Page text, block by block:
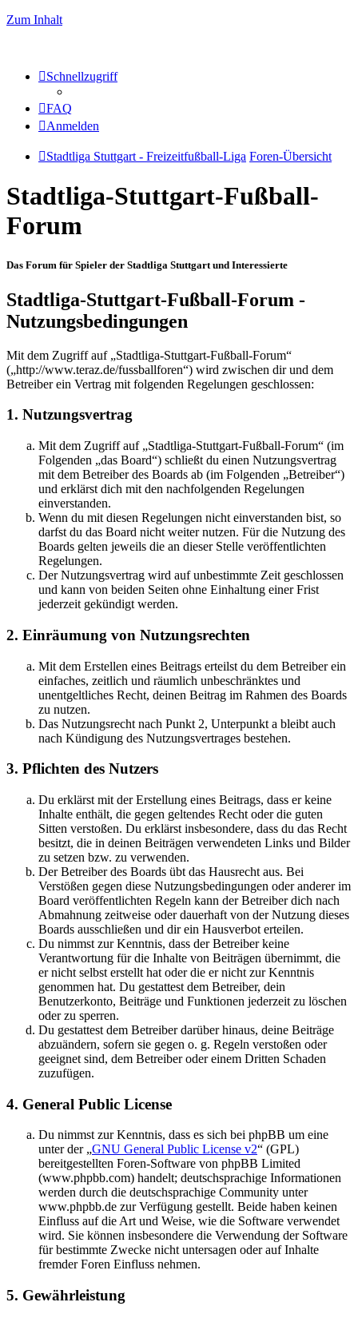
Zum Inhalt
Schnellzugriff
FAQ
Anmelden
Stadtliga Stuttgart - Freizeitfußball-Liga Foren-Übersicht
Stadtliga-Stuttgart-Fußball-
Forum
Das Forum für Spieler der Stadtliga Stuttgart und Interessierte
Stadtliga-Stuttgart-Fußball-Forum -
Nutzungsbedingungen
Mit dem Zugriff auf „Stadtliga-Stuttgart-Fußball-Forum“
(„http://www.teraz.de/fussballforen“) wird zwischen dir und dem
Betreiber ein Vertrag mit folgenden Regelungen geschlossen:
1. Nutzungsvertrag
Mit dem Zugriff auf „Stadtliga-Stuttgart-Fußball-Forum“ (im
Folgenden „das Board“) schließt du einen Nutzungsvertrag
mit dem Betreiber des Boards ab (im Folgenden „Betreiber“)
und erklärst dich mit den nachfolgenden Regelungen
einverstanden.
Wenn du mit diesen Regelungen nicht einverstanden bist, so
darfst du das Board nicht weiter nutzen. Für die Nutzung des
Boards gelten jeweils die an dieser Stelle veröffentlichten
Regelungen.
Der Nutzungsvertrag wird auf unbestimmte Zeit geschlossen
und kann von beiden Seiten ohne Einhaltung einer Frist
jederzeit gekündigt werden.
2. Einräumung von Nutzungsrechten
Mit dem Erstellen eines Beitrags erteilst du dem Betreiber ein
einfaches, zeitlich und räumlich unbeschränktes und
unentgeltliches Recht, deinen Beitrag im Rahmen des Boards
zu nutzen.
Das Nutzungsrecht nach Punkt 2, Unterpunkt a bleibt auch
nach Kündigung des Nutzungsvertrages bestehen.
3. Pflichten des Nutzers
Du erklärst mit der Erstellung eines Beitrags, dass er keine
Inhalte enthält, die gegen geltendes Recht oder die guten
Sitten verstoßen. Du erklärst insbesondere, dass du das Recht
besitzt, die in deinen Beiträgen verwendeten Links und Bilder
zu setzen bzw. zu verwenden.
Der Betreiber des Boards übt das Hausrecht aus. Bei
Verstößen gegen diese Nutzungsbedingungen oder anderer im
Board veröffentlichten Regeln kann der Betreiber dich nach
Abmahnung zeitweise oder dauerhaft von der Nutzung dieses
Boards ausschließen und dir ein Hausverbot erteilen.
Du nimmst zur Kenntnis, dass der Betreiber keine
Verantwortung für die Inhalte von Beiträgen übernimmt, die
er nicht selbst erstellt hat oder die er nicht zur Kenntnis
genommen hat. Du gestattest dem Betreiber, dein
Benutzerkonto, Beiträge und Funktionen jederzeit zu löschen
oder zu sperren.
Du gestattest dem Betreiber darüber hinaus, deine Beiträge
abzuändern, sofern sie gegen o. g. Regeln verstoßen oder
geeignet sind, dem Betreiber oder einem Dritten Schaden
zuzufügen.
4. General Public License
Du nimmst zur Kenntnis, dass es sich bei phpBB um eine
unter der „GNU General Public License v2“ (GPL)
bereitgestellten Foren-Software von phpBB Limited
(www.phpbb.com) handelt; deutschsprachige Informationen
werden durch die deutschsprachige Community unter
www.phpbb.de zur Verfügung gestellt. Beide haben keinen
Einfluss auf die Art und Weise, wie die Software verwendet
wird. Sie können insbesondere die Verwendung der Software
für bestimmte Zwecke nicht untersagen oder auf Inhalte
fremder Foren Einfluss nehmen.
5. Gewährleistung